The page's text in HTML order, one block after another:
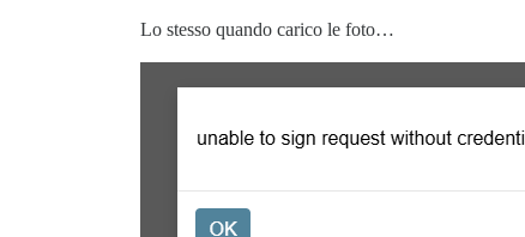
Lo stesso quando carico le foto…